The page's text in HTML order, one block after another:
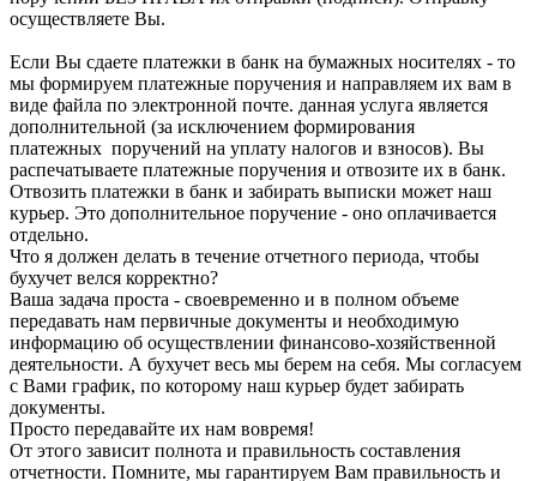
осуществляете Вы.
Если Вы сдаете платежки в банк на бумажных носителях - то
мы формируем платежные поручения и направляем их вам в
виде файла по электронной почте. данная услуга является
дополнительной (за исключением формирования
платежных поручений на уплату налогов и взносов). Вы
распечатываете платежные поручения и отвозите их в банк.
Отвозить платежки в банк и забирать выписки может наш
курьер. Это дополнительное поручение - оно оплачивается
отдельно.
Что я должен делать в течение отчетного периода, чтобы
бухучет велся корректно?
Ваша задача проста - своевременно и в полном объеме
передавать нам первичные документы и необходимую
информацию об осуществлении финансово-хозяйственной
деятельности. А бухучет весь мы берем на себя. Мы согласуем
с Вами график, по которому наш курьер будет забирать
документы.
Просто передавайте их нам вовремя!
От этого зависит полнота и правильность составления
отчетности. Помните, мы гарантируем Вам правильность и